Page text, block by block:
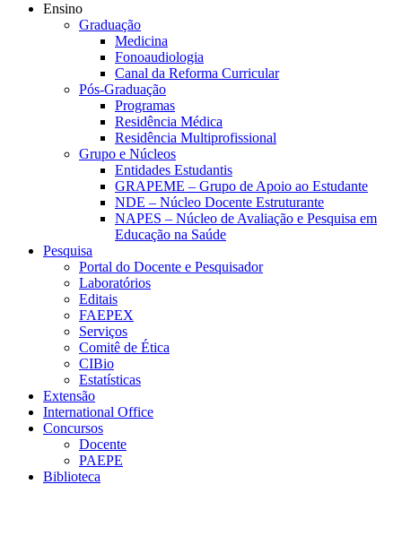
Ensino
Graduação
Medicina
Fonoaudiologia
Canal da Reforma Curricular
Pós-Graduação
Programas
Residência Médica
Residência Multiprofissional
Grupo e Núcleos
Entidades Estudantis
GRAPEME – Grupo de Apoio ao Estudante
NDE – Núcleo Docente Estruturante
NAPES – Núcleo de Avaliação e Pesquisa em
Educação na Saúde
Pesquisa
Portal do Docente e Pesquisador
Laboratórios
Editais
FAEPEX
Serviços
Comitê de Ética
CIBio
Estatísticas
Extensão
International Office
Concursos
Docente
PAEPE
Biblioteca